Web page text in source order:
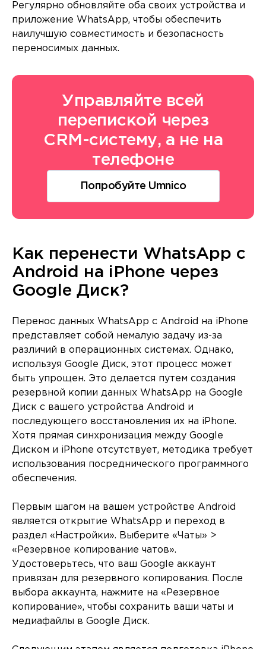
Регулярно обновляйте оба своих устройства и
приложение WhatsApp, чтобы обеспечить
наилучшую совместимость и безопасность
переносимых данных.
Управляйте всей
перепиской через
CRM-систему, а не на
телефоне
Попробуйте Umnico
Как перенести WhatsApp с
Android на iPhone через
Google Диск?
Перенос данных WhatsApp с Android на iPhone
представляет собой немалую задачу из-за
различий в операционных системах. Однако,
используя Google Диск, этот процесс может
быть упрощен. Это делается путем создания
резервной копии данных WhatsApp на Google
Диск с вашего устройства Android и
последующего восстановления их на iPhone.
Хотя прямая синхронизация между Google
Диском и iPhone отсутствует, методика требует
использования посреднического программного
обеспечения.
Первым шагом на вашем устройстве Android
является открытие WhatsApp и переход в
раздел «Настройки». Выберите «Чаты» >
«Резервное копирование чатов».
Удостоверьтесь, что ваш Google аккаунт
привязан для резервного копирования. После
выбора аккаунта, нажмите на «Резервное
копирование», чтобы сохранить ваши чаты и
медиафайлы в Google Диск.